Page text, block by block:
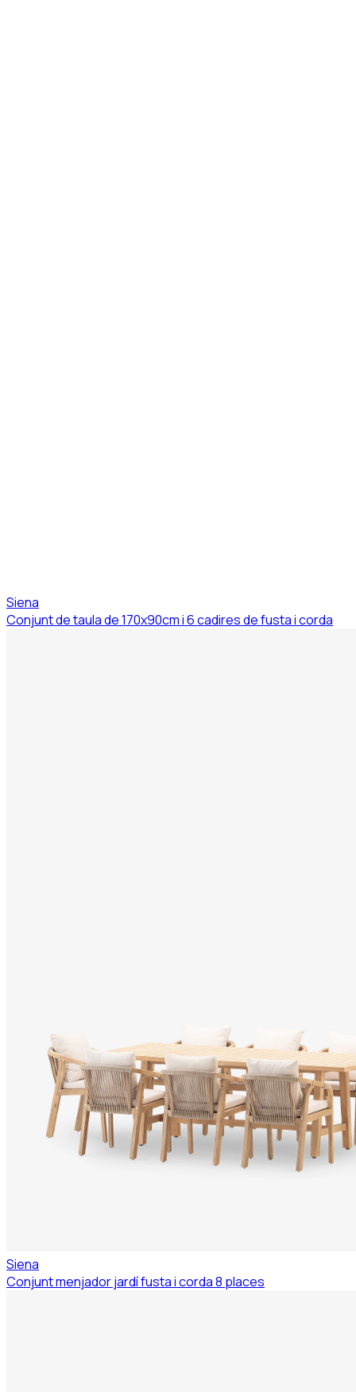
Siena
Conjunt de taula de 170x90cm i 6 cadires de fusta i corda
Siena
Conjunt menjador jardí fusta i corda 8 places